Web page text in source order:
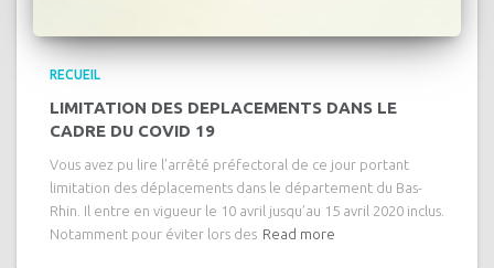
RECUEIL
LIMITATION DES DEPLACEMENTS DANS LE
CADRE DU COVID 19
Vous avez pu lire l’arrêté préfectoral de ce jour portant
limitation des déplacements dans le département du Bas-
Rhin. Il entre en vigueur le 10 avril jusqu’au 15 avril 2020 inclus.
Notamment pour éviter lors des Read more